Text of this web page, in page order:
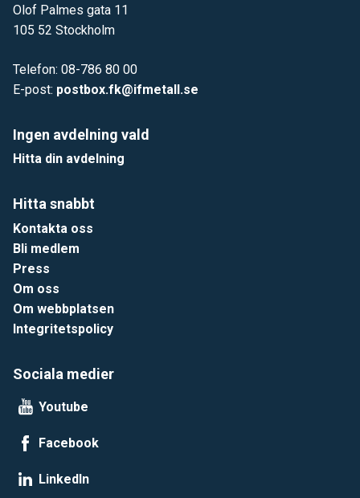
Olof Palmes gata 11
105 52 Stockholm
Telefon: 08-786 80 00
E-post: postbox.fk@ifmetall.se
Ingen avdelning vald
Hitta din avdelning
Hitta snabbt
Kontakta oss
Bli medlem
Press
Om oss
Om webbplatsen
Integritetspolicy
Sociala medier
Youtube
Facebook
LinkedIn